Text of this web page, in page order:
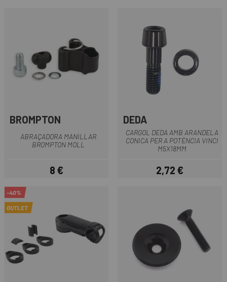
BROMPTON
ABRAÇADORA MANILLAR
BROMPTON MOLL
Preu
8 €
DEDA
CARGOL DEDA AMB ARANDELA
CONICA PER A POTÈNCIA VINCI
M5X18MM
Preu
2,72 €
-40%
OUTLET